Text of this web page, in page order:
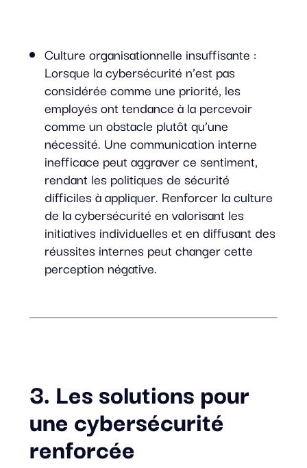
Culture organisationnelle insuffisante :
Lorsque la cybersécurité n’est pas
considérée comme une priorité, les
employés ont tendance à la percevoir
comme un obstacle plutôt qu’une
nécessité. Une communication interne
inefficace peut aggraver ce sentiment,
rendant les politiques de sécurité
difficiles à appliquer. Renforcer la culture
de la cybersécurité en valorisant les
initiatives individuelles et en diffusant des
réussites internes peut changer cette
perception négative.
3. Les solutions pour
une cybersécurité
renforcée